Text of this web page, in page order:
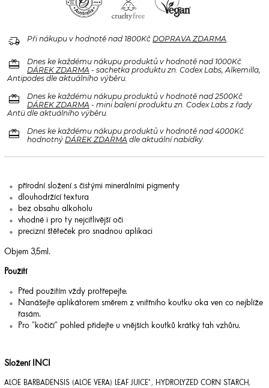
delivery_truck_speed Při nákupu v hodnotě nad 1800Kč DOPRAVA ZDARMA.
redeem
Dnes ke každému nákupu produktů v hodnotě nad 1000Kč
DÁREK ZDARMA - sachetka produktu zn. Codex Labs, Alkemilla,
Antipodes dle aktuálního výběru.
redeem
Dnes ke každému nákupu produktů v hodnotě nad 2500Kč
DÁREK ZDARMA - mini balení produktu zn. Codex Labs z řady
Antü dle aktuálního výběru.
redeem
Dnes ke každému nákupu produktů v hodnotě nad 4000Kč
hodnotný DÁREK ZDARMA dle aktuální nabídky.
přírodní složení s čistými minerálními pigmenty
dlouhodržící textura
bez obsahu alkoholu
vhodné i pro ty nejcitlivější oči
precizní štěteček pro snadnou aplikaci
Objem 3,5ml.
Použití
Před použitím vždy protřepejte.
Nanášejte aplikátorem směrem z vnitřního koutku oka ven co nejblíže
řasám.
Pro "kočičí" pohled přidejte u vnějších koutků krátký tah vzhůru.
Složení INCI
ALOE BARBADENSIS (ALOE VERA) LEAF JUICE*, HYDROLYZED CORN STARCH,